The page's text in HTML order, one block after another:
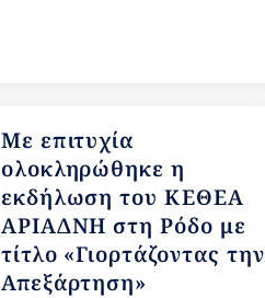
Με επιτυχία
ολοκληρώθηκε η
εκδήλωση του ΚΕΘΕΑ
ΑΡΙΑΔΝΗ στη Ρόδο με
τίτλο «Γιορτάζοντας την
Απεξάρτηση»